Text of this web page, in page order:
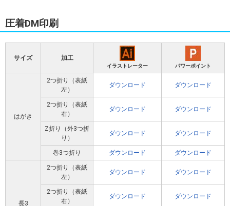
圧着DM印刷
サイズ 加工
イラストレーター パワーポイント
はがき
2つ折り（表紙
左）
ダウンロード ダウンロード
2つ折り（表紙
右）
ダウンロード ダウンロード
Z折り（外3つ折
り）
ダウンロード ダウンロード
巻3つ折り ダウンロード ダウンロード
長3
2つ折り（表紙
左）
ダウンロード ダウンロード
2つ折り（表紙
右）
ダウンロード ダウンロード